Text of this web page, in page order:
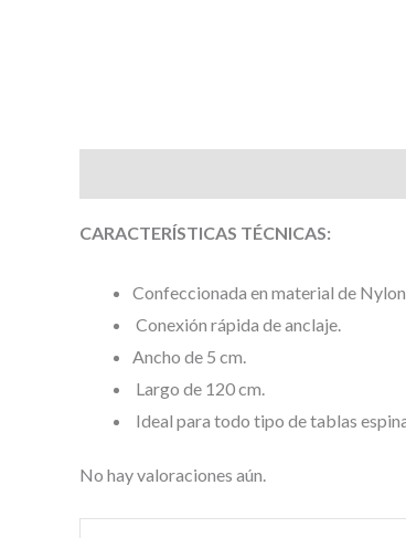
CARACTERÍSTICAS TÉCNICAS:
Confeccionada en material de
Conexión rápida de anclaje.
Ancho de 5 cm.
Largo de 120 cm.
Ideal para todo tipo de tablas
No hay valoraciones aún.